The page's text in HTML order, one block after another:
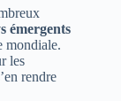
émergents
mondiale.
les
rendre